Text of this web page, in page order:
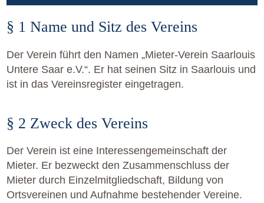
§ 1 Name und Sitz des Vereins
Der Verein führt den Namen „Mieter-Verein Saarlouis
Untere Saar e.V.“. Er hat seinen Sitz in Saarlouis und
ist in das Vereinsregister eingetragen.
§ 2 Zweck des Vereins
Der Verein ist eine Interessengemeinschaft der
Mieter. Er bezweckt den Zusammenschluss der
Mieter durch Einzelmitgliedschaft, Bildung von
Ortsvereinen und Aufnahme bestehender Vereine.